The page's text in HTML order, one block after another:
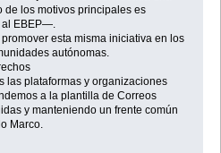
los motivos principales es
al EBEP—.
esta misma iniciativa en los
autónomas.
las plataformas y organizaciones
a la plantilla de Correos
y manteniendo un frente común
Marco.